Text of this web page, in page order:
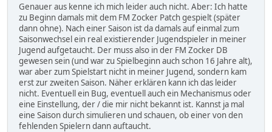
Genauer aus kenne ich mich leider auch nicht. Aber: Ich hatte
zu Beginn damals mit dem FM Zocker Patch gespielt (später
dann ohne). Nach einer Saison ist da damals auf einmal zum
Saisonwechsel ein real existierender Jugendspieler in meiner
Jugend aufgetaucht. Der muss also in der FM Zocker DB
gewesen sein (und war zu Spielbeginn auch schon 16 Jahre alt),
war aber zum Spielstart nicht in meiner Jugend, sondern kam
erst zur zweiten Saison. Näher erklären kann ich das leider
nicht. Eventuell ein Bug, eventuell auch ein Mechanismus oder
eine Einstellung, der / die mir nicht bekannt ist. Kannst ja mal
eine Saison durch simulieren und schauen, ob einer von den
fehlenden Spielern dann auftaucht.